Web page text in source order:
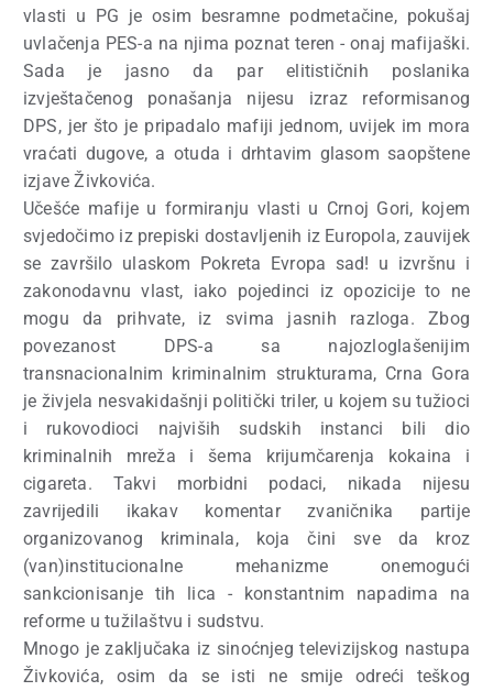
vlasti u PG je osim besramne podmetačine, pokušaj
uvlačenja PES-a na njima poznat teren - onaj mafijaški.
Sada je jasno da par elitističnih poslanika
izvještačenog ponašanja nijesu izraz reformisanog
DPS, jer što je pripadalo mafiji jednom, uvijek im mora
vraćati dugove, a otuda i drhtavim glasom saopštene
izjave Živkovića.
Učešće mafije u formiranju vlasti u Crnoj Gori, kojem
svjedočimo iz prepiski dostavljenih iz Europola, zauvijek
se završilo ulaskom Pokreta Evropa sad! u izvršnu i
zakonodavnu vlast, iako pojedinci iz opozicije to ne
mogu da prihvate, iz svima jasnih razloga. Zbog
povezanost DPS-a sa najozloglašenijim
transnacionalnim kriminalnim strukturama, Crna Gora
je živjela nesvakidašnji politički triler, u kojem su tužioci
i rukovodioci najviših sudskih instanci bili dio
kriminalnih mreža i šema krijumčarenja kokaina i
cigareta. Takvi morbidni podaci, nikada nijesu
zavrijedili ikakav komentar zvaničnika partije
organizovanog kriminala, koja čini sve da kroz
(van)institucionalne mehanizme onemogući
sankcionisanje tih lica - konstantnim napadima na
reforme u tužilaštvu i sudstvu.
Mnogo je zaključaka iz sinoćnjeg televizijskog nastupa
Živkovića, osim da se isti ne smije odreći teškog